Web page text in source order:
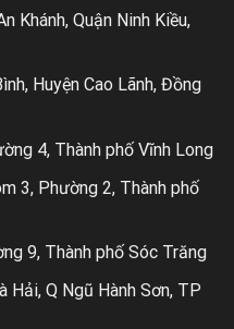
Khánh, Quận Ninh Kiều,
Huyện Cao Lãnh, Đồng
4, Thành phố Vĩnh Long
3, Phường 2, Thành phố
9, Thành phố Sóc Trăng
Hải, Q Ngũ Hành Sơn, TP